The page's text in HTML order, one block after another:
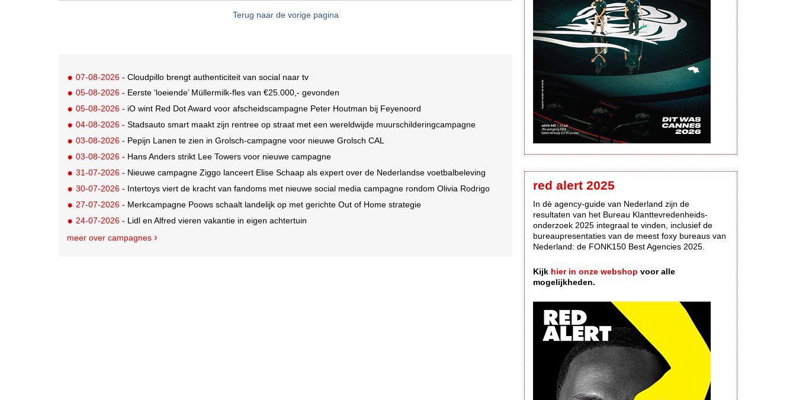
Terug naar de vorige pagina
07-08-2026 - Cloudpillo brengt authenticiteit van social naar tv
05-08-2026 - Eerste ‘loeiende’ Müllermilk-fles van €25.000,- gevonden
05-08-2026 - iO wint Red Dot Award voor afscheidscampagne Peter Houtman bij Feyenoord
04-08-2026 - Stadsauto smart maakt zijn rentree op straat met een wereldwijde muurschilderingcampagne
03-08-2026 - Pepijn Lanen te zien in Grolsch-campagne voor nieuwe Grolsch CAL
03-08-2026 - Hans Anders strikt Lee Towers voor nieuwe campagne
31-07-2026 - Nieuwe campagne Ziggo lanceert Elise Schaap als expert over de Nederlandse voetbalbeleving
30-07-2026 - Intertoys viert de kracht van fandoms met nieuwe social media campagne rondom Olivia Rodrigo
27-07-2026 - Merkcampagne Poows schaalt landelijk op met gerichte Out of Home strategie
24-07-2026 - Lidl en Alfred vieren vakantie in eigen achtertuin
meer over campagnes
red alert 2025
In dè agency-guide van Nederland zijn de
resultaten van het Bureau Klanttevredenheids-
onderzoek 2025 integraal te vinden, inclusief de
bureaupresentaties van de meest foxy bureaus van
Nederland: de FONK150 Best Agencies 2025.
Kijk hier in onze webshop voor alle
mogelijkheden.